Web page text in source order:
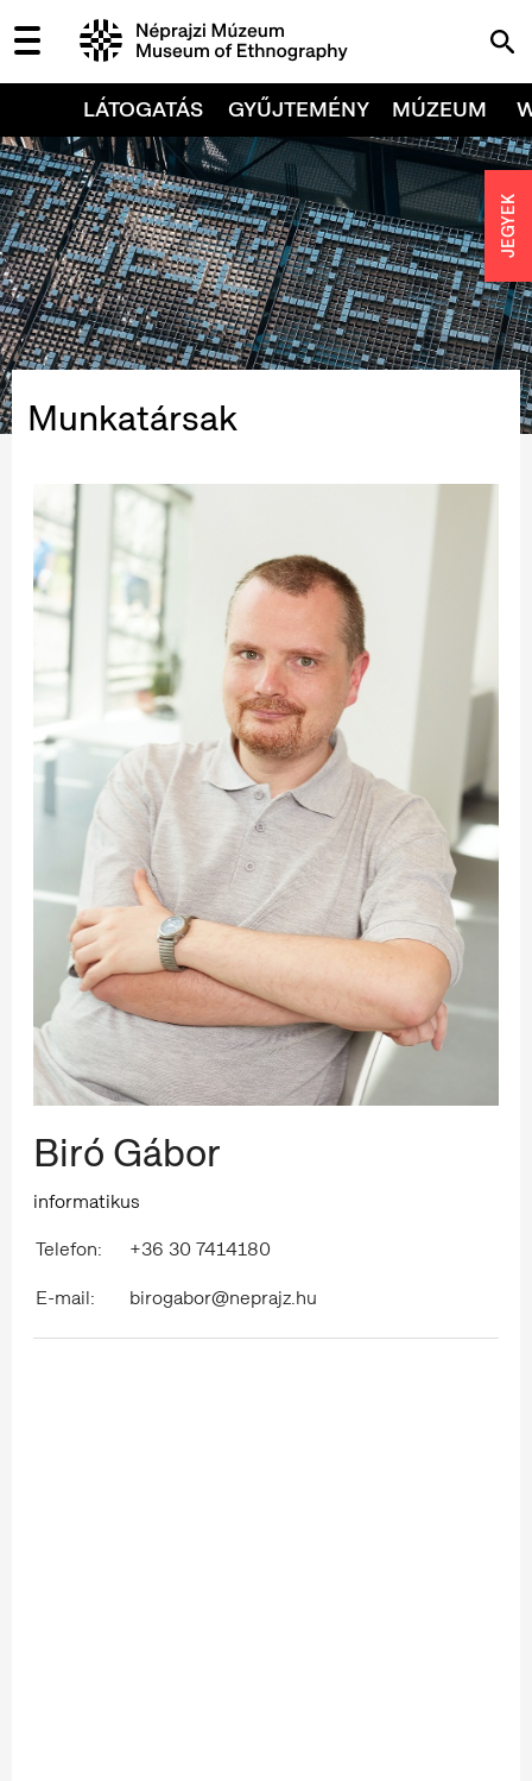
LÁTOGATÁS GYŰJTEMÉNY MÚZEUM
Munkatársak
Biró Gábor
informatikus
Telefon:
+36 30 7414180
E-mail:
birogabor@neprajz.hu
JEGYEK